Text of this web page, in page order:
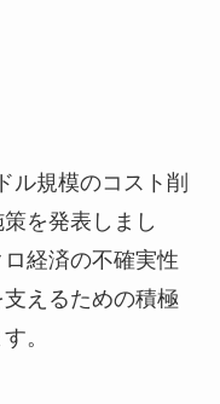
ル規模のコスト削
を発表しまし
経済の不確実性
えるための積極
。